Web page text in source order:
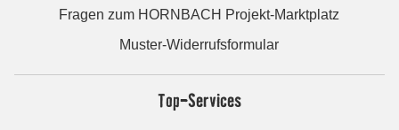
Fragen zum HORNBACH Projekt-Marktplatz
Muster-Widerrufsformular
Top-Services